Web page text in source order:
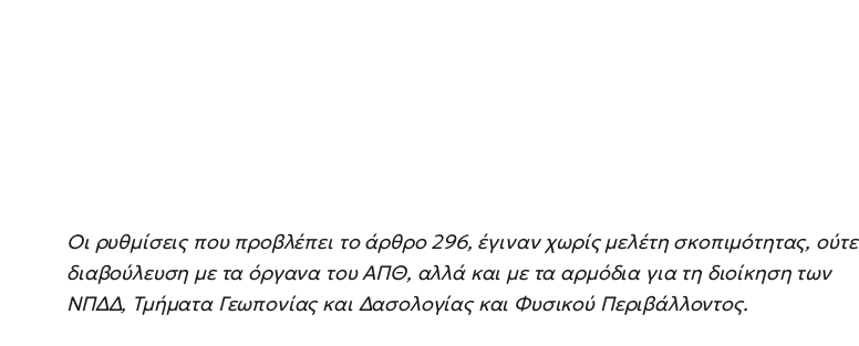
Οι ρυθμίσεις που προβλέπει το άρθρο 296, έγιναν χωρίς μελέτη σκοπιμότητας, ούτε
διαβούλευση με τα όργανα του ΑΠΘ, αλλά και με τα αρμόδια για τη διοίκηση των
ΝΠΔΔ, Τμήματα Γεωπονίας και Δασολογίας και Φυσικού Περιβάλλοντος.